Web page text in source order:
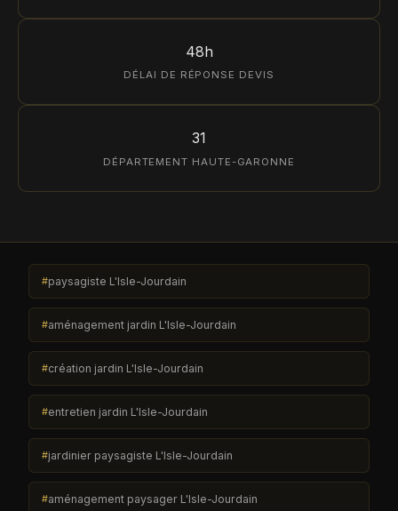
48h
DÉLAI DE RÉPONSE DEVIS
31
DÉPARTEMENT HAUTE-GARONNE
paysagiste L'Isle-Jourdain
aménagement jardin L'Isle-Jourdain
création jardin L'Isle-Jourdain
entretien jardin L'Isle-Jourdain
jardinier paysagiste L'Isle-Jourdain
aménagement paysager L'Isle-Jourdain